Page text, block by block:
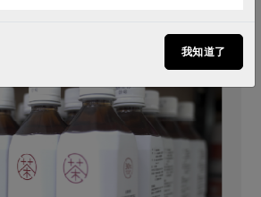
推薦閱讀
我知道了